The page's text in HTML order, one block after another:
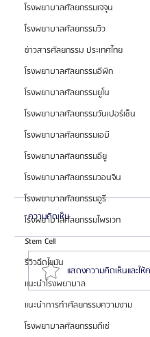
โรงพยาบาลศัลยกรรมเจจุน
โรงพยาบาลศัลยกรรมวิว
ข่าวสารศัลยกรรม ประเทศไทย
โรงพยาบาลศัลยกรรมอีพิก
โรงพยาบาลศัลยกรรมยูโน
โรงพยาบาลศัลยกรรมวันเปอร์เซ็น
โรงพยาบาลศัลยกรรมเอบี
โรงพยาบาลศัลยกรรมอียู
โรงพยาบาลศัลยกรรมวอนจิน
โรงพยาบาลศัลยกรรมอูรี
โรงพยาบาลศัลยกรรมไพรเวท
Stem Cell
รีวิวฉีดไขมัน
แนะนำโรงพยาบาล
แนะนำการทำศัลยกรรมความงาม
โรงพยาบาลศัลยกรรมดีเซ่
โรงพยาบาลศัลยกรรมไ
ความคิดเห็น
แสดงความคิดเห็นและให้